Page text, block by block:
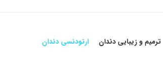
ترمیم و زیبایی دندان ارتودنسی دندان